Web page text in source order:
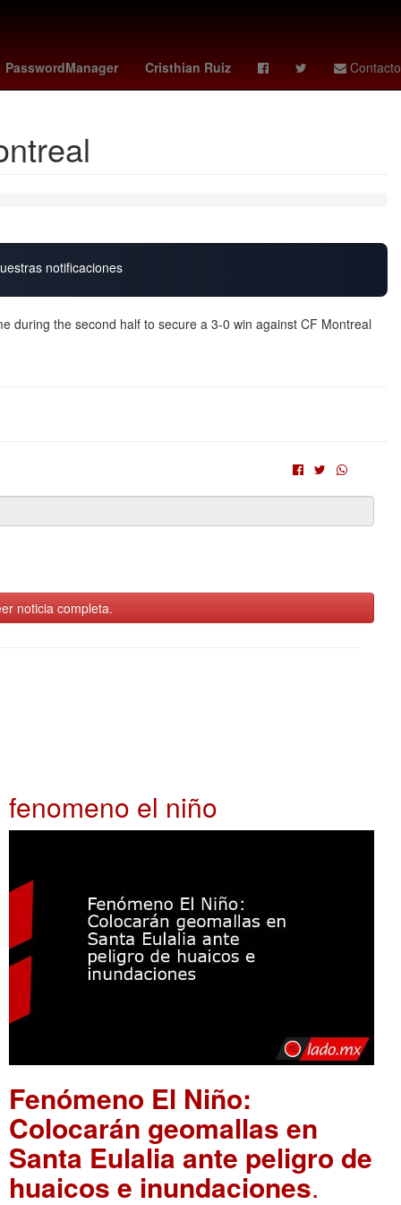
PasswordManager Cristhian Ruiz Contacto
The Addams Family Perú mexico vs
notificaciones
during the second half to secure a 3-0 win against CF Montreal
noticia completa.
fenomeno el niño
Fenómeno El Niño:
Colocarán geomallas en
Santa Eulalia ante peligro de
huaicos e inundaciones.